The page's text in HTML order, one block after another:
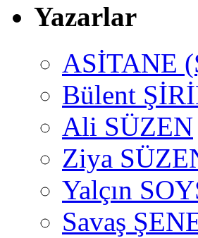
Yazarlar
ASİTANE
Bülent
Ali SÜZEN
Ziya
Yalçın
Savaş